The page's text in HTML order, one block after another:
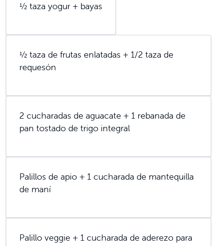
½ taza yogur + bayas
½ taza de frutas enlatadas + 1/2 taza de
requesón
2 cucharadas de aguacate + 1 rebanada de
pan tostado de trigo integral
Palillos de apio + 1 cucharada de mantequilla
de maní
Palillo veggie + 1 cucharada de aderezo para